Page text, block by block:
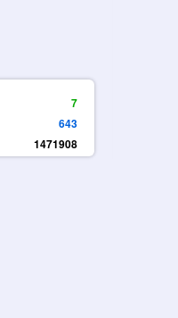
7
643
1471908